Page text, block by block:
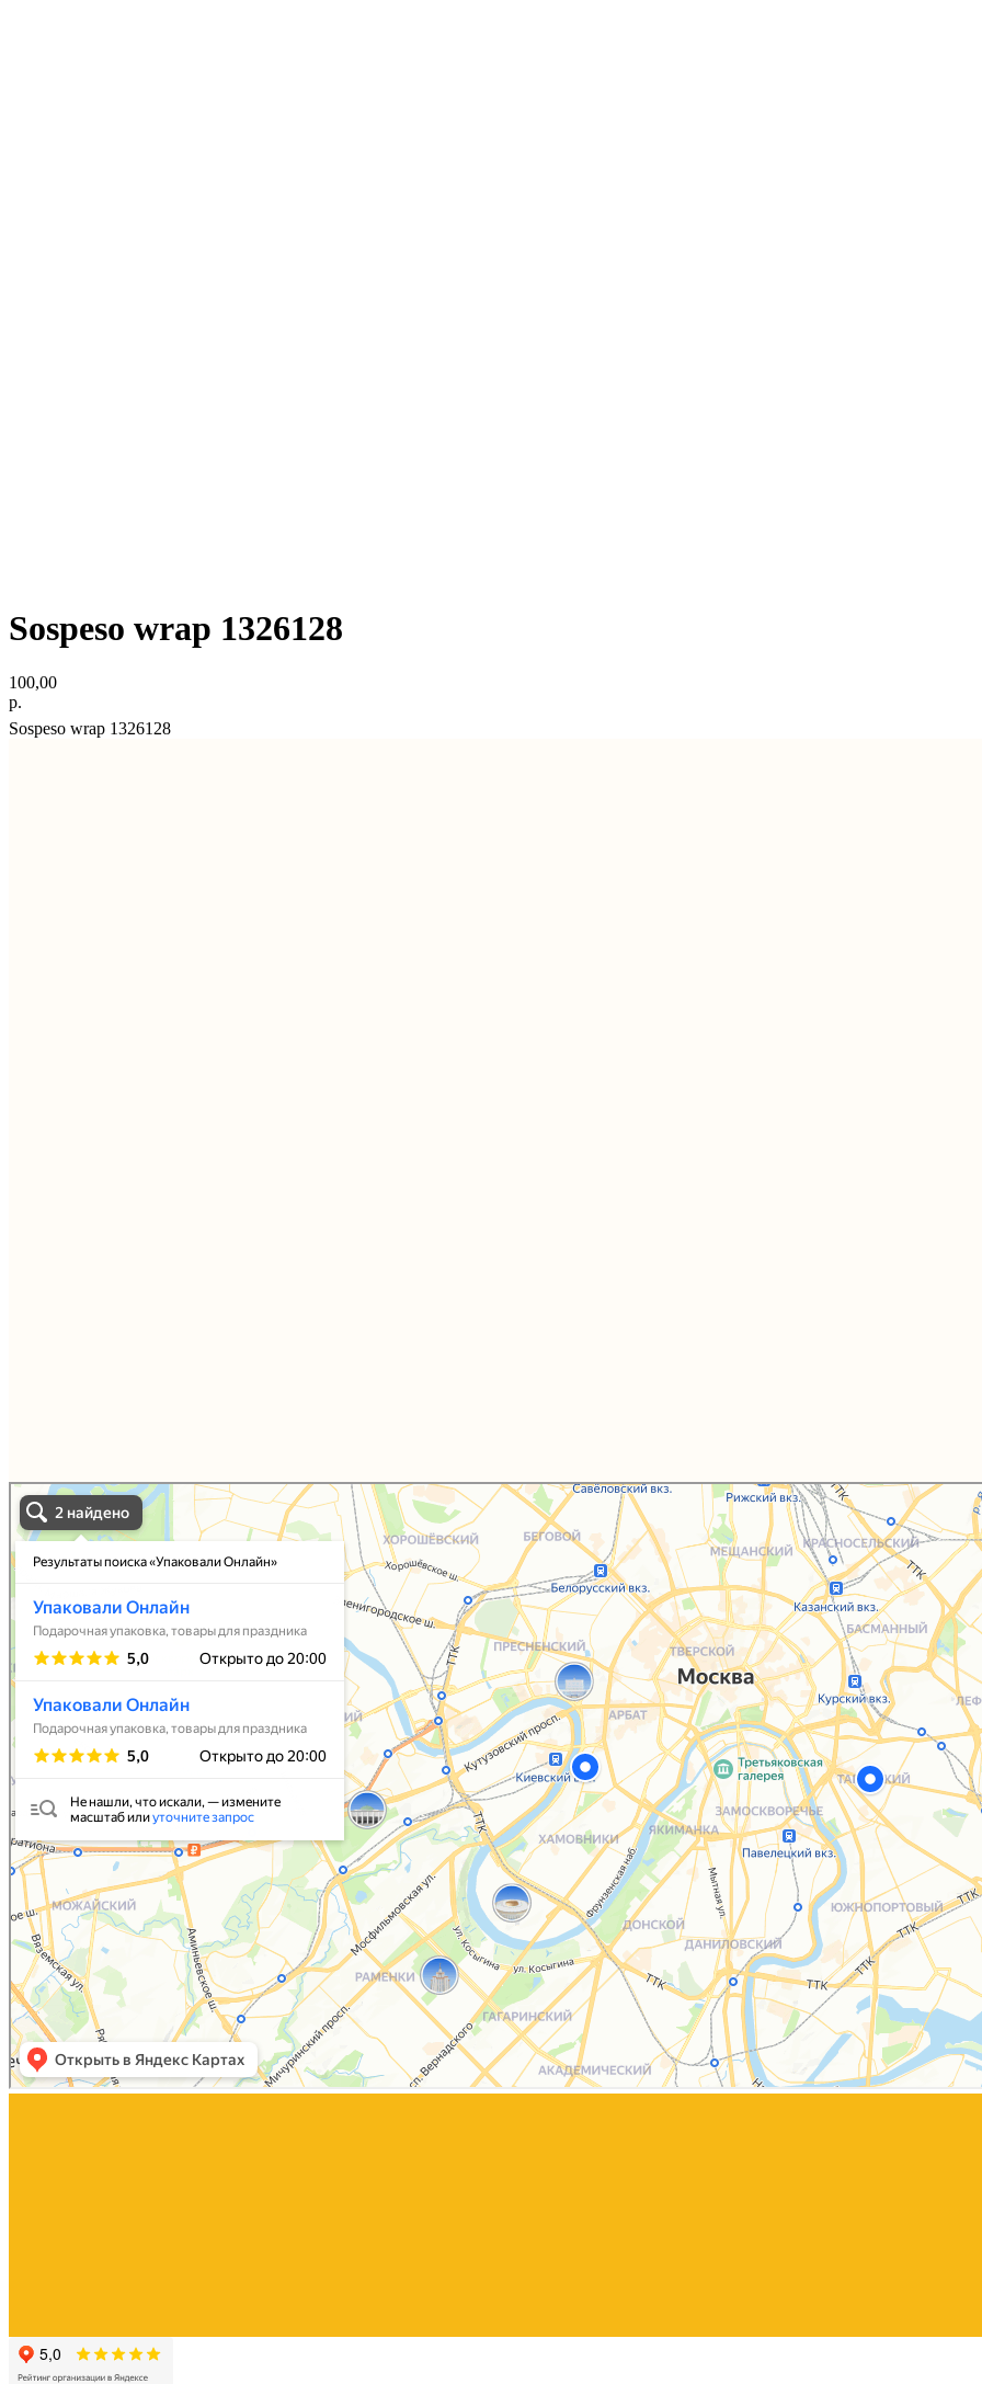
Sospeso wrap 1326128
100,00
р.
Sospeso wrap 1326128
Упаковали Онлайн в Москве
Москва